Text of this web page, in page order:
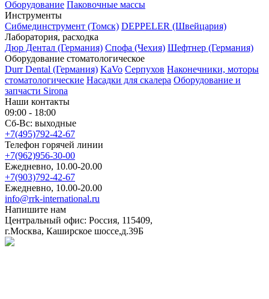
Оборудование Паковочные массы
Инструменты
Cибмединструмент (Томск) DEPPELER (Швейцария)
Лаборатория, расходка
Дюр Дентал (Германия) Спофа (Чехия) Шефтнер (Германия)
Оборудование стоматологическое
Durr Dental (Германия) KaVo Серпухов Наконечники, моторы
стоматологические Насадки для скалера Оборудование и
запчасти Sirona
Наши контакты
09:00 - 18:00
Сб-Вс: выходные
+7(495)792-42-67
Телефон горячей линии
+7(962)956-30-00
Ежедневно, 10.00-20.00
+7(903)792-42-67
Ежедневно, 10.00-20.00
info@rrk-international.ru
Напишите нам
Центральный офис: Россия, 115409,
г.Москва, Каширское шоссе,д.39Б